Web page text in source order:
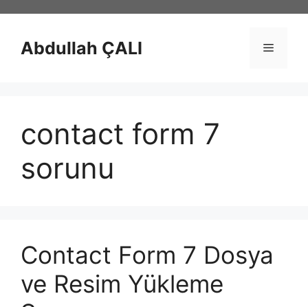
Abdullah ÇALI Menü
contact form 7
sorunu
Contact Form 7 Dosya
ve Resim Yükleme